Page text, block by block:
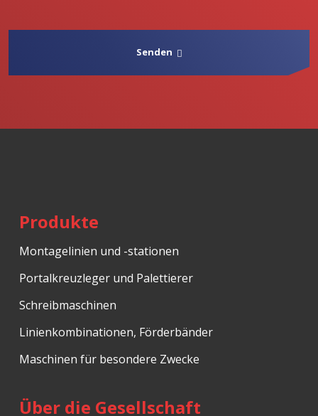
Verarbeitungpersonenbezogenen
Senden
konnte
Produkte
Montagelinien und -stationen
Portalkreuzleger und Palettierer
Schreibmaschinen
Linienkombinationen, Förderbänder
Maschinen für besondere Zwecke
Über die Gesellschaft